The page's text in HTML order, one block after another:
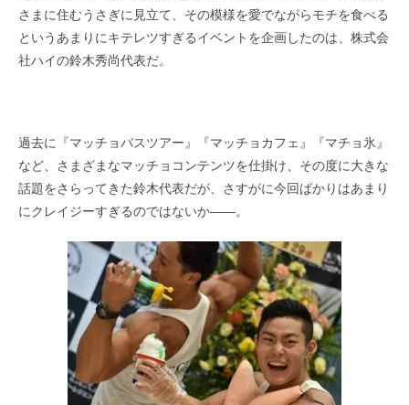
さまに住むうさぎに見立て、その模様を愛でながらモチを食べる
というあまりにキテレツすぎるイベントを企画したのは、株式会
社ハイの鈴木秀尚代表だ。
過去に『マッチョバスツアー』『マッチョカフェ』『マチョ氷』
など、さまざまなマッチョコンテンツを仕掛け、その度に大きな
話題をさらってきた鈴木代表だが、さすがに今回ばかりはあまり
にクレイジーすぎるのではないか――。